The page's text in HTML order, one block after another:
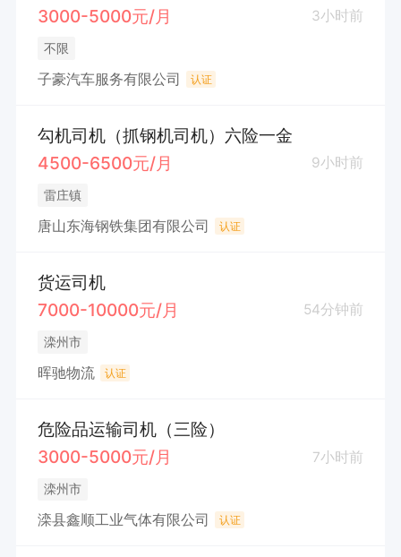
3000-5000元/月
3小时前
不限
子豪汽车服务有限公司 认证
勾机司机（抓钢机司机）六险一金
4500-6500元/月
9小时前
雷庄镇
唐山东海钢铁集团有限公司 认证
货运司机
7000-10000元/月
54分钟前
滦州市
晖驰物流 认证
危险品运输司机（三险）
3000-5000元/月
7小时前
滦州市
滦县鑫顺工业气体有限公司 认证